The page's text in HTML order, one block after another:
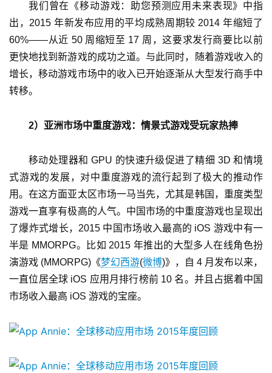
海
站
中
文
我们曾在《移动游戏：助您预测应用未来表现》中指
出，2015 年新发布应用的平均成熟周期较 2014 年缩短了
60%——从近 50 周缩短至 17 周，这要求发行商要比以前
更快地找到新游戏的成功之道。与此同时，随着游戏收入的
增长，移动游戏市场中的收入已开始逐渐从大型发行商手中
转移。
2）亚洲市场中重度游戏：情景式游戏受玩家热捧
移动处理器和 GPU 的快速升级促进了精细 3D 和情境
式游戏的发展，对中重度游戏的流行起到了极大的推动作
用。在这方面亚太区市场一马当先，尤其是韩国，重度类型
游戏一直享有极高的人气。中国市场的中重度游戏也呈现出
了爆炸式增长，2015 中国市场收入最高的 iOS 游戏中有一
半是 MMORPG。比如 2015 年推出的大型多人在线角色扮
演游戏 (MMORPG)《梦幻西游(微博)》，自 4 月发布以来，
一直位居全球 iOS 应用月排行榜前 10 名。并且占据着中国
市场收入最高 iOS 游戏的宝座。